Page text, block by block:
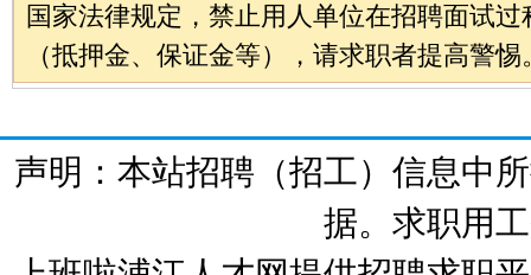
国家法律规定，禁止用人单位在招聘面试
（抵押金、保证金等），请求职者提高警惕
声明：本站招聘（招工）信息中
据。求职用